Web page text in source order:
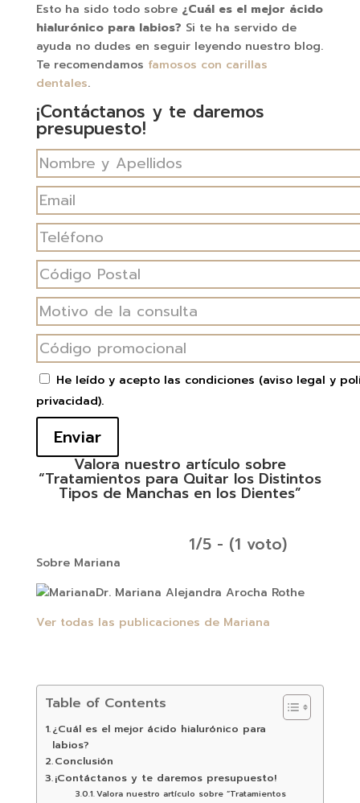
Esto ha sido todo sobre ¿Cuál es el mejor ácido
hialurónico para labios? Si te ha servido de
ayuda no dudes en seguir leyendo nuestro blog.
Te recomendamos famosos con carillas
dentales.
¡Contáctanos y te daremos
presupuesto!
He leído y acepto las condiciones (aviso legal y
privacidad).
Enviar
Valora nuestro artículo sobre
“Tratamientos para Quitar los Distintos
Tipos de Manchas en los Dientes”
1/5 - (1 voto)
Sobre Mariana
Dr. Mariana Alejandra Arocha Rothe
Ver todas las publicaciones de Mariana
Table of Contents
¿Cuál es el mejor ácido hialurónico para
labios?
Conclusión
¡Contáctanos y te daremos presupuesto!
Valora nuestro artículo sobre “Tratamientos